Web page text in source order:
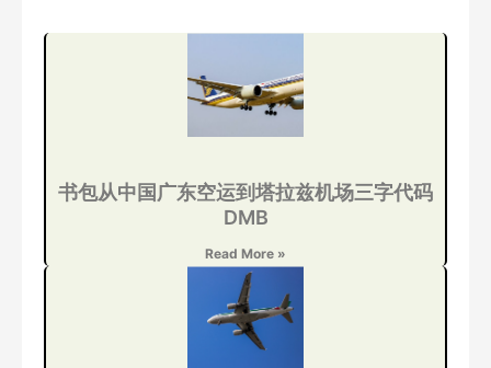
书包从中国广东空运到塔拉兹机场三字代码
DMB
Read More »